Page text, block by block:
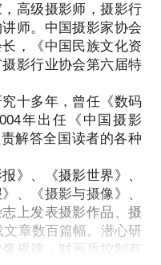
方面，因此目前很多
摄的预期。目前这种
个方面：
步提升
有深入的了解与控制
码相机的使用体会就
运用它。那么我们就
运用数码相机自由创
高级摄影师，摄影行
师。中国摄影家协会
，《中国民族文化资
影行业协会第六届特
十多年，曾任《数码
年出任《中国摄影
解答全国读者的各种
》、《摄影世界》、
、《摄影与摄像》、
上发表摄影作品、摄
章数百篇幅。潜心研
规律，对画质控制有